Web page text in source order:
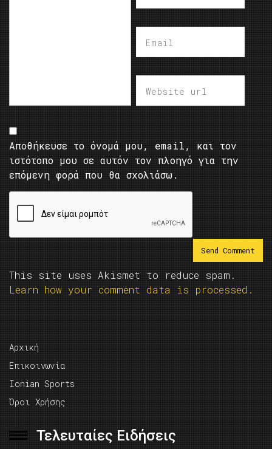
Αποθήκευσε το όνομά μου, email, και τον
ιστότοπο μου σε αυτόν τον πλοηγό για την
επόμενη φορά που θα σχολιάσω.
This site uses Akismet to reduce spam.
Learn how your comment data is processed.
Αρχική
Επικοινωνία
Ionian Sports
Όροι Χρήσης
Τελευταίες Ειδήσεις